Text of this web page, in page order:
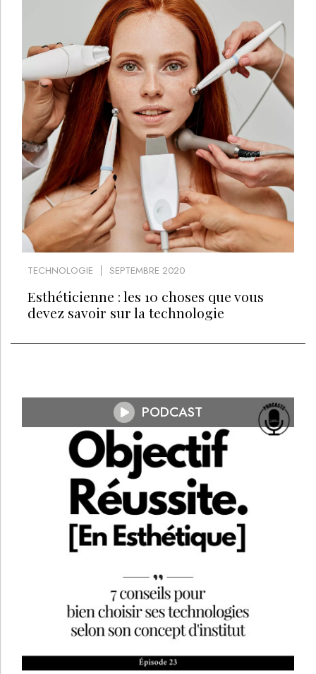
TECHNOLOGIE SEPTEMBRE 2020
Esthéticienne : les 10 choses que vous
devez savoir sur la technologie
PODCAST